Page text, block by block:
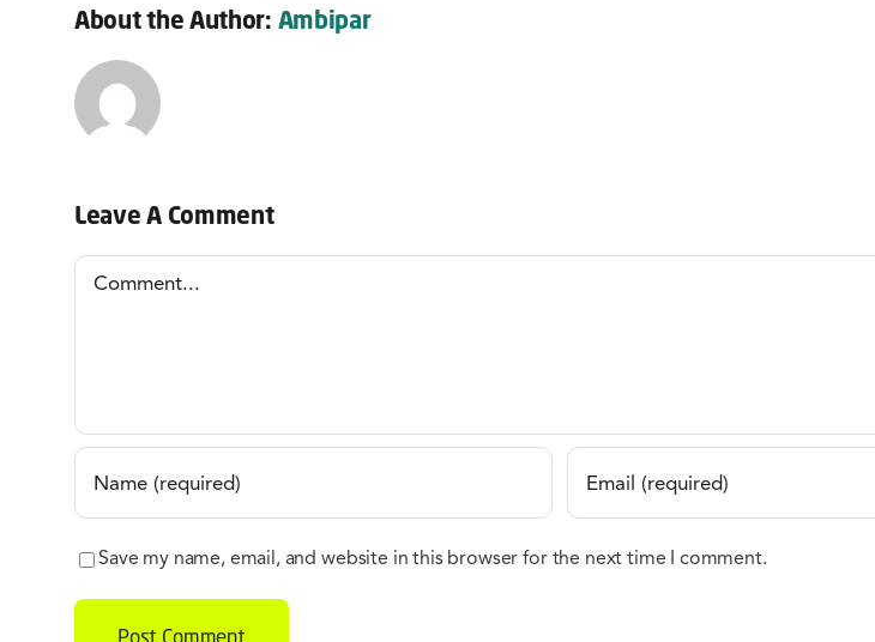
About the Author: Ambipar
Leave A Comment
Comment
Save my name, email, and website in this browser for the next time I comment.